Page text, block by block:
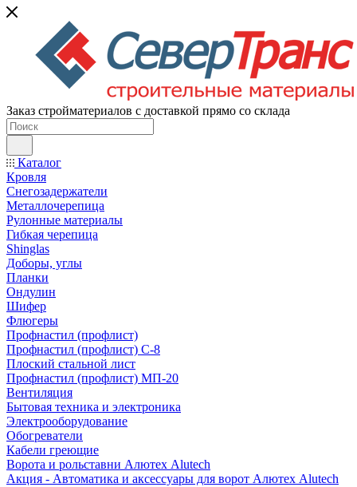
Заказ стройматериалов с доставкой прямо со склада
Каталог
Кровля
Снегозадержатели
Металлочерепица
Рулонные материалы
Гибкая черепица
Shinglas
Доборы, углы
Планки
Ондулин
Шифер
Флюгеры
Профнастил (профлист)
Профнастил (профлист) С-8
Плоский стальной лист
Профнастил (профлист) МП-20
Вентиляция
Бытовая техника и электроника
Электрооборудование
Обогреватели
Кабели греющие
Ворота и рольставни Алютех Alutech
Акция - Автоматика и аксессуары для ворот Алютех Alutech